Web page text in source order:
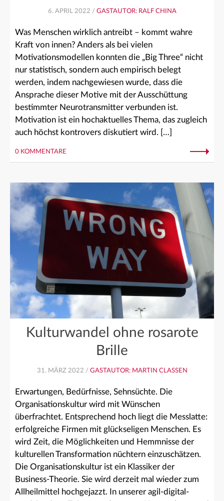
6. APRIL 2022 / GASTAUTOR: RALF CHINA
Was Menschen wirklich antreibt – kommt wahre
Kraft von innen? Anders als bei vielen
Motivationsmodellen konnten die „Big Three“ nicht
nur statistisch, sondern auch empirisch belegt
werden, indem nachgewiesen wurde, dass die
Ansprache dieser Motive mit der Ausschüttung
bestimmter Neurotransmitter verbunden ist.
Motivation ist ein hochaktuelles Thema, das zugleich
auch höchst kontrovers diskutiert wird. […]
0 KOMMENTARE
Kulturwandel ohne rosarote
Brille
31. MÄRZ 2022 / GASTAUTOR: MARTIN CLASSEN
Erwartungen, Bedürfnisse, Sehnsüchte. Die
Organisationskultur wird mit Wünschen
überfrachtet. Entsprechend hoch liegt die Messlatte:
erfolgreiche Firmen mit glückseligen Menschen. Es
wird Zeit, die Möglichkeiten und Hemmnisse der
kulturellen Transformation nüchtern einzuschätzen.
Die Organisationskultur ist ein Klassiker der
Business-Theorie. Sie wird derzeit mal wieder zum
Allheilmittel hochgejazzt. In unserer agil-digital-